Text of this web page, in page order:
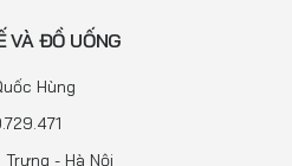
VÀ ĐỒ UỐNG
Hùng
- Hà Nội